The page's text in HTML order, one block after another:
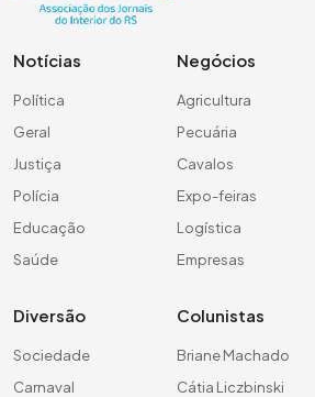
Notícias
Política
Geral
Justiça
Polícia
Educação
Saúde
Negócios
Agricultura
Pecuária
Cavalos
Expo-feiras
Logística
Empresas
Diversão
Sociedade
Carnaval
Colunistas
Briane Machado
Cátia Liczbinski